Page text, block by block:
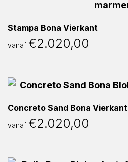
Stampa Bona Vierkant
vanaf €2.020,00
Concreto Sand Bona Vierkant
vanaf €2.020,00